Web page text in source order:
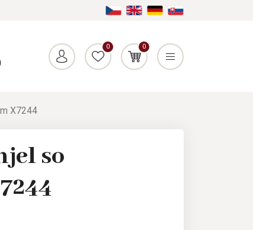
0 0
X7244
so